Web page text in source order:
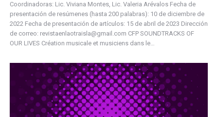
Coordinadoras: Lic. Viviana Montes, Lic. Valeria Arévalos Fecha de
presentación de resúmenes (hasta 200 palabras): 10 de diciembre de
2022 Fecha de presentación de artículos: 15 de abril de 2023 Dirección
de correo: revistaenlaotraisla@gmail.com CFP SOUNDTRACKS OF
OUR LIVES Création musicale et musiciens dans le…